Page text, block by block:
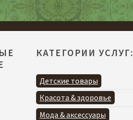
КАТЕГОРИИ УСЛУГ:
Детские товары
Красота & здоровье
Мода & аксессуары